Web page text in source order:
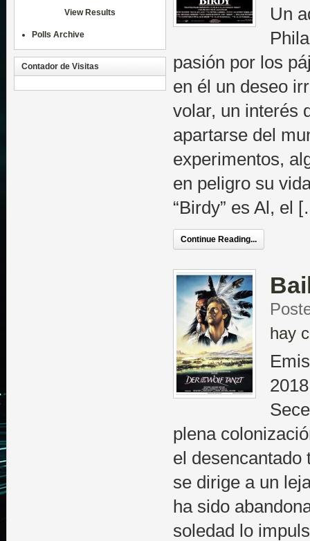
Un
pasión por los
en él un deseo
volar, un interés
apartarse del
experimentos,
en peligro su
“Birdy” es Al, el
Continue Reading...
hay
plena
el desencantado
se dirige a un
ha sido
soledad lo
View Results
Polls Archive
Contador de Visitas